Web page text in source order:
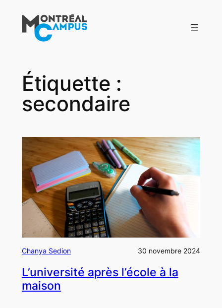
contenu
Étiquette :
secondaire
Chanya Sedion 30 novembre 2024
L’université après l’école à la
maison